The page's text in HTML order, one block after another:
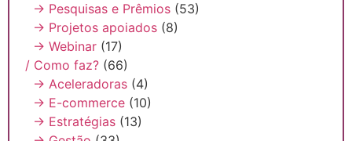
→ Pesquisas e Prêmios (53)
→ Projetos apoiados (8)
→ Webinar (17)
/ Como faz? (66)
→ Aceleradoras (4)
→ E-commerce (10)
→ Estratégias (13)